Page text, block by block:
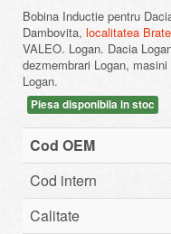
Bobina Inductie pentru
Dambovita, localitatea
VALEO. Logan. Dacia
dezmembrari Logan,
Logan.
Piesa disponibila in stoc
Cod OEM
Cod intern
Calitate